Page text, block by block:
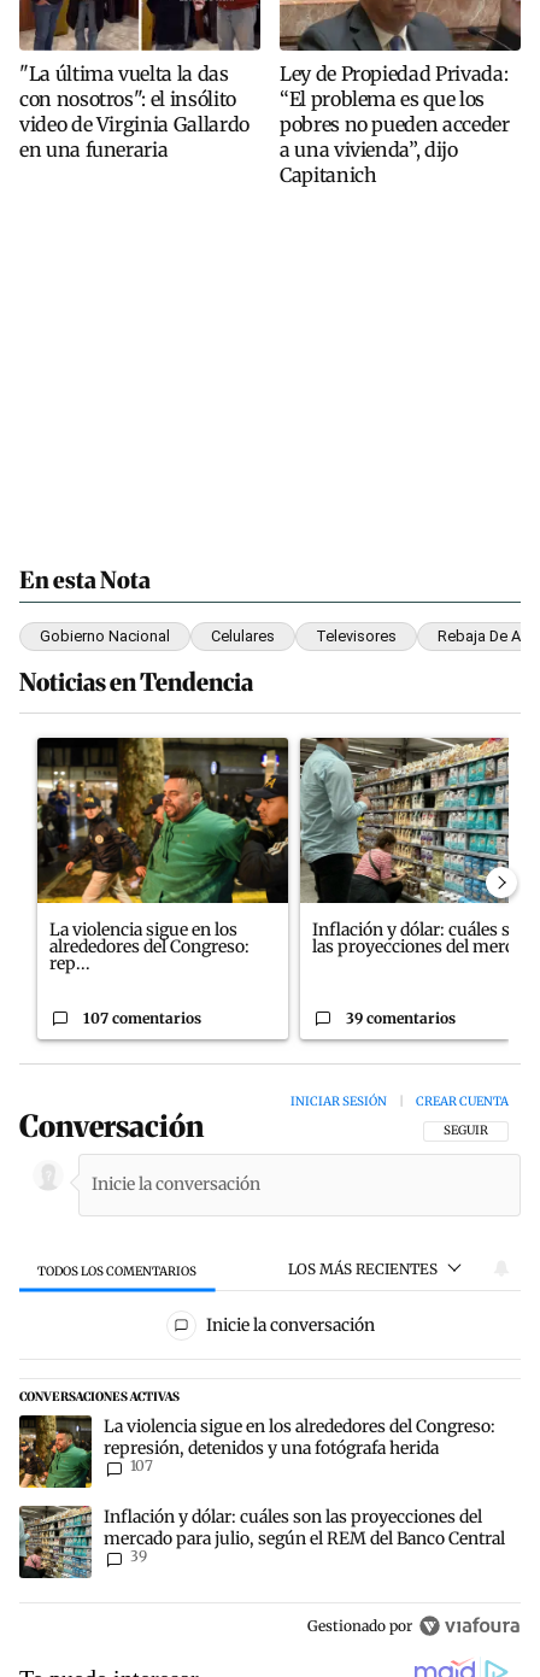
"La última vuelta la das
con nosotros": el insólito
video de Virginia Gallardo
en una funeraria
Ley de Propiedad Privada:
“El problema es que los
pobres no pueden acceder
a una vivienda”, dijo
Capitanich
En esta Nota
Gobierno Nacional Celulares Televisores Rebaja De
Noticias en Tendencia
Este listado muestra los artículos con más comentarios en los
Un artículo de tendencia con el título "La violencia sigue en los
La violencia sigue en los
alrededores del Congreso:
rep...
107 comentarios
Un artículo de tendencia con
Inflación y dólar: cuáles son
las proyecciones del merc...
39 comentarios
Conversación SIGA ESTA
SEGUIR
INICIAR SESIÓN CREAR CUENTA
TODOS LOS COMENTARIOS LOS MÁS RECIENTES
Todos los comentarios
Inicie la conversación
CONVERSACIONES ACTIVAS
Este listado muestra los artículos con más comentarios en los
Un artículo de tendencia con el título "La violencia sigue en los
La violencia sigue en los alrededores del Congreso:
represión, detenidos y una fotógrafa herida
107
Un artículo de tendencia con el título "Inflación y dólar: cuáles
Inflación y dólar: cuáles son las proyecciones del
mercado para julio, según el REM del Banco Central
39
Gestionado por